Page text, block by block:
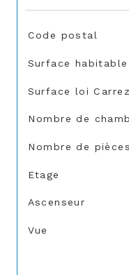
Code postal
Surface habitable
Surface loi
Nombre de
Nombre de pièces
Etage
Ascenseur
Vue